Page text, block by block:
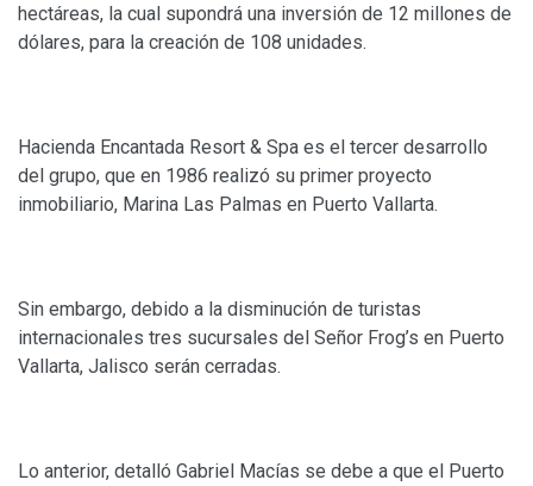
hectáreas, la cual supondrá una inversión de 12 millones de
dólares, para la creación de 108 unidades.
Hacienda Encantada Resort & Spa es el tercer desarrollo
del grupo, que en 1986 realizó su primer proyecto
inmobiliario, Marina Las Palmas en Puerto Vallarta.
Sin embargo, debido a la disminución de turistas
internacionales tres sucursales del Señor Frog’s en Puerto
Vallarta, Jalisco serán cerradas.
Lo anterior, detalló Gabriel Macías se debe a que el Puerto